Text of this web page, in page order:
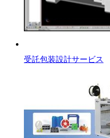
受託包装設計サービス